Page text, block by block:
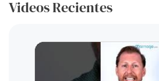
Videos Recientes